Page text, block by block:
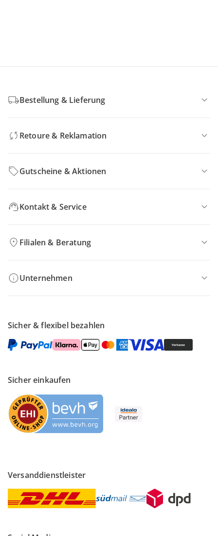
Bestellung & Lieferung
Retoure & Reklamation
Gutscheine & Aktionen
Kontakt & Service
Filialen & Beratung
Unternehmen
Sicher & flexibel bezahlen
Sicher einkaufen
Versanddienstleister